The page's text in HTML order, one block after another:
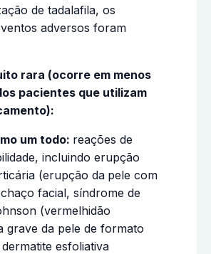
de tadalafila, os
adversos foram
rara (ocorre em menos
pacientes que utilizam
um todo: reações de
incluindo erupção
(erupção da pele com
facial, síndrome de
(vermelhidão
grave da pele de formato
esfoliativa